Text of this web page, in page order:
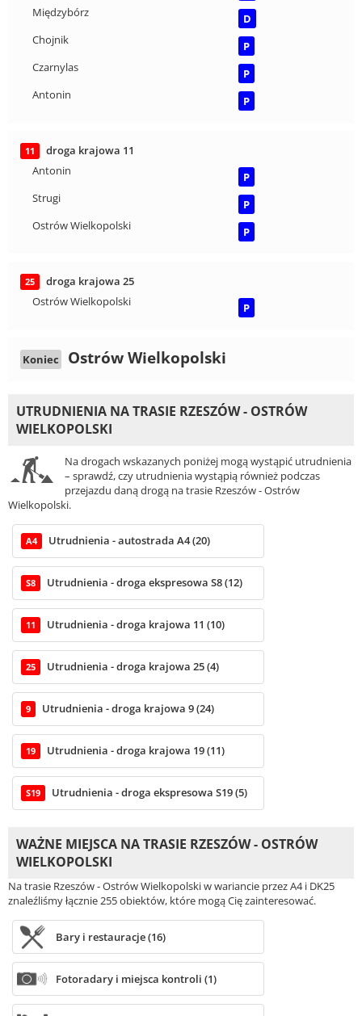
Międzybórz
D
Chojnik
P
Czarnylas
P
Antonin
P
11
droga krajowa 11
Antonin
P
Strugi
P
Ostrów Wielkopolski
P
25
droga krajowa 25
Ostrów Wielkopolski
P
Koniec Ostrów Wielkopolski
UTRUDNIENIA NA TRASIE RZESZÓW - OSTRÓW
WIELKOPOLSKI
Na drogach wskazanych poniżej mogą wystąpić utrudnienia
– sprawdź, czy utrudnienia wystąpią również podczas
przejazdu daną drogą na trasie Rzeszów - Ostrów
Wielkopolski.
A4 Utrudnienia - autostrada A4 (20)
S8 Utrudnienia - droga ekspresowa S8 (12)
11 Utrudnienia - droga krajowa 11 (10)
25 Utrudnienia - droga krajowa 25 (4)
9 Utrudnienia - droga krajowa 9 (24)
19 Utrudnienia - droga krajowa 19 (11)
S19 Utrudnienia - droga ekspresowa S19 (5)
WAŻNE MIEJSCA NA TRASIE RZESZÓW - OSTRÓW
WIELKOPOLSKI
Na trasie Rzeszów - Ostrów Wielkopolski w wariancie przez A4 i DK25
znaleźliśmy łącznie 255 obiektów, które mogą Cię zainteresować.
Bary i restauracje (16)
Fotoradary i miejsca kontroli (1)